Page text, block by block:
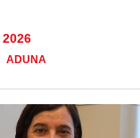
ADUNA